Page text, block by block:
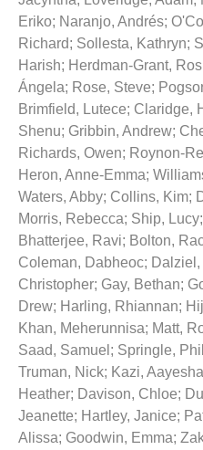
Eriko; Naranjo, Andrés;
Richard; Sollesta, Kathryn;
Harish; Herdman-Grant,
Ángela; Rose, Steve;
Brimfield, Lutece; Claridge,
Shenu; Gribbin, Andrew;
Richards, Owen; Roynon-
Heron, Anne-Emma;
Waters, Abby; Collins, Kim;
Morris, Rebecca; Ship, Lucy;
Bhatterjee, Ravi; Bolton,
Coleman, Dabheoc;
Christopher; Gay, Bethan;
Drew; Harling, Rhiannan;
Khan, Meherunnisa; Matt,
Saad, Samuel ; Springle,
Truman, Nick; Kazi, Aayesha
Heather; Davison, Chloe;
Jeanette; Hartley, Janice;
Alissa; Goodwin, Emma;